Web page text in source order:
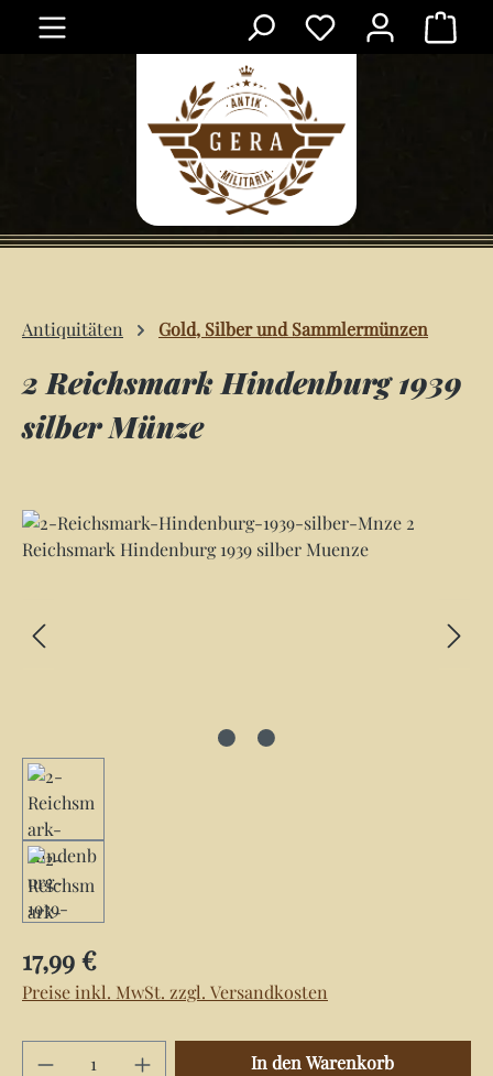
Zum Hauptinhalt springen
Antiquitäten Gold, Silber und Sammlermünzen
2 Reichsmark Hindenburg 1939
silber Münze
Bildergalerie überspringen
Regulärer Preis:
17,99 €
Preise inkl. MwSt. zzgl. Versandkosten
Produkt Anzahl: Gib den gewünschten
In den Warenkorb